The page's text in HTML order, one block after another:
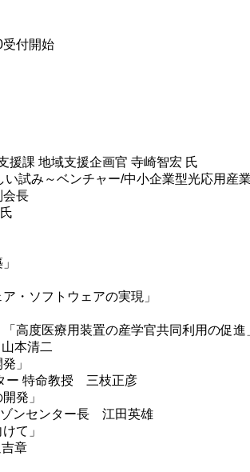
付開始
援課 地域支援企画官 寺崎智宏 氏
試み～ベンチャー/中小企業型光応用産業
会長
・ソフトウェアの実現」
高度医療用装置の産学官共同利用の促進
本清二
」
ー 特命教授 三枝正彦
発」
ゾンセンター長 江田英雄
て」
章